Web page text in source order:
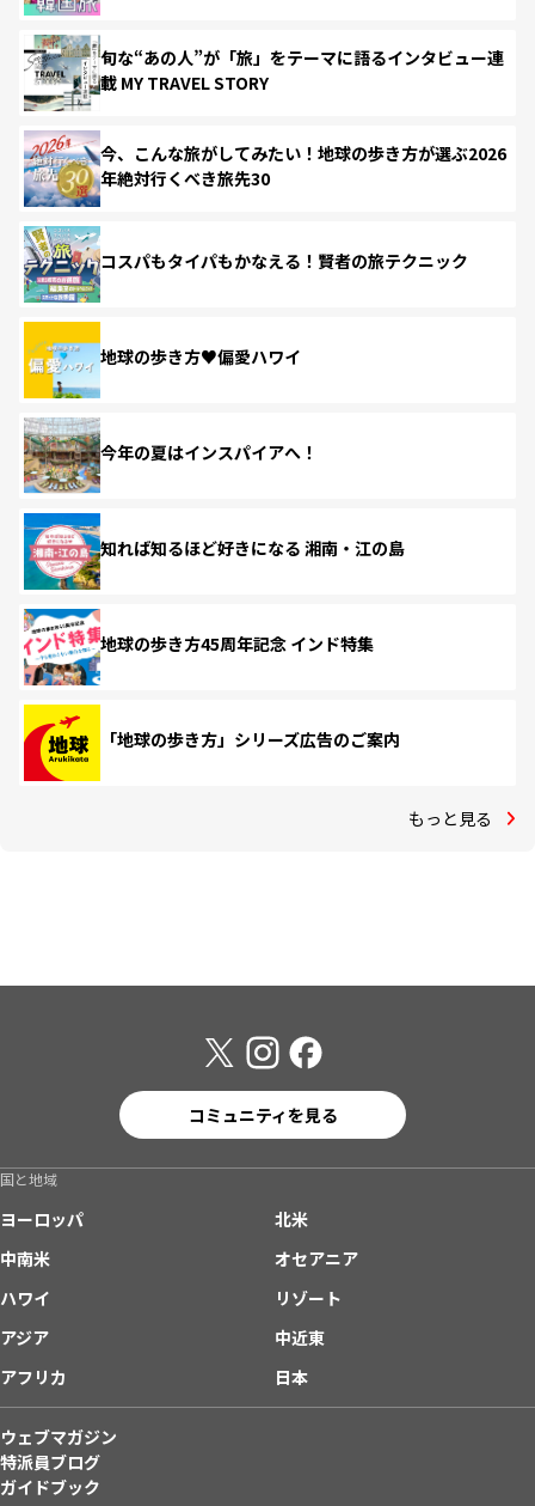
旬な“あの人”が「旅」をテーマに語るインタビュー連
載 MY TRAVEL STORY
今、こんな旅がしてみたい！地球の歩き方が選ぶ2026
年絶対行くべき旅先30
コスパもタイパもかなえる！賢者の旅テクニック
地球の歩き方♥偏愛ハワイ
今年の夏はインスパイアへ！
知れば知るほど好きになる 湘南・江の島
地球の歩き方45周年記念 インド特集
「地球の歩き方」シリーズ広告のご案内
もっと見る
コミュニティを見る
国と地域
ヨーロッパ
北米
中南米
オセアニア
ハワイ
リゾート
アジア
中近東
アフリカ
日本
ウェブマガジン
特派員ブログ
ガイドブック